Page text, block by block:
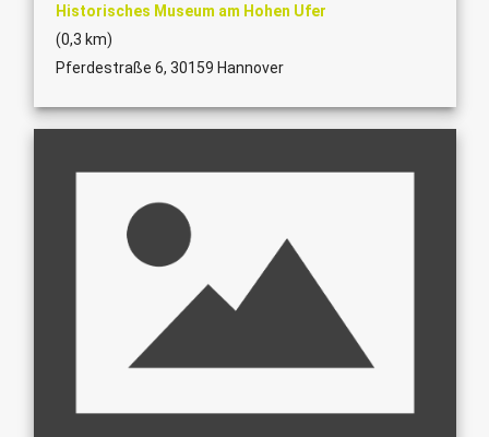
Historisches Museum am Hohen Ufer
(0,3 km)
Pferdestraße 6, 30159 Hannover